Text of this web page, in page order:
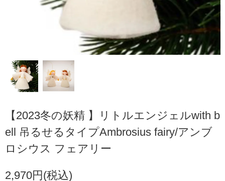
【2023冬の妖精 】リトルエンジェルwith b
ell 吊るせるタイプAmbrosius fairy/アンブ
ロシウス フェアリー
2,970円(税込)